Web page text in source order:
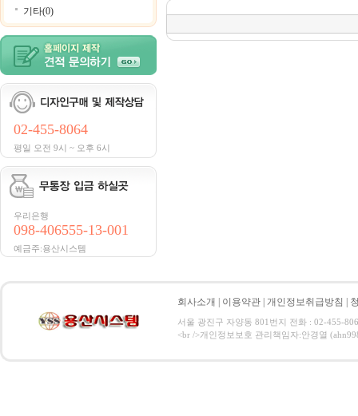
기타(0)
02-455-8064
평일 오전 9시 ~ 오후 6시
우리은행
098-406555-13-001
예금주:용산시스템
회사소개 이용약관 개인정보취급방침
서울 광진구 자양동 801번지 전화 : 02-455-
<br />개인정보보호 관리책임자:안경열